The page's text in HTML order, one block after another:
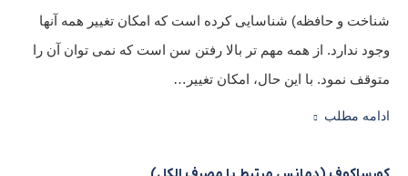
شناخت و حافظه) شناسایی کرده است که امکان تغییر همه آنها
وجود ندارد. از همه مهم تر بالا رفتن سن است که نمی توان آن را
متوقف نمود. با این حال، امکان تغییر…
ادامه مطلب